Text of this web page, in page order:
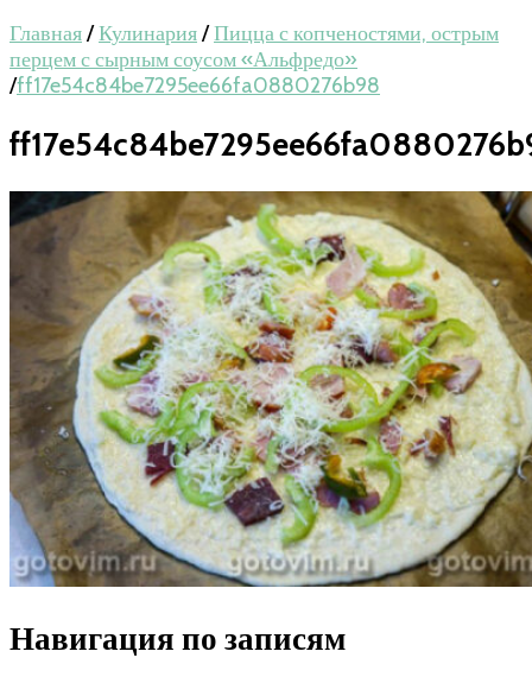
Главная/Кулинария/Пицца с копченостями, острым
перцем с сырным соусом «Альфредо»
/ff17e54c84be7295ee66fa0880276b98
Навигация по записям